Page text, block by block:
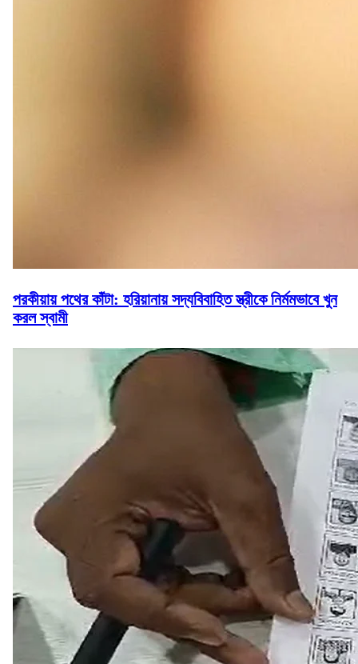
পরকীয়ায় পথের কাঁটা: হরিয়ানায় সদ্যবিবাহিত স্ত্রীকে নির্মমভাবে খুন
করল স্বামী